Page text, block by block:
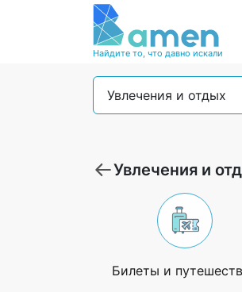
Найдите то, что давно искали
Увлечения и отдых
Увлечения и
Билеты и